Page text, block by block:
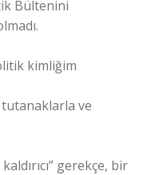
Bültenini
kimliğim
ve
gerekçe, bir